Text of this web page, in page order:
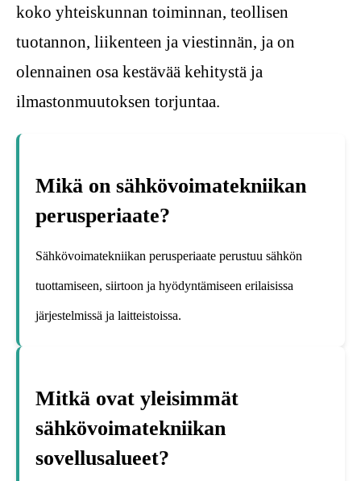
koko yhteiskunnan toiminnan, teollisen
tuotannon, liikenteen ja viestinnän, ja on
olennainen osa kestävää kehitystä ja
ilmastonmuutoksen torjuntaa.
Mikä on sähkövoimatekniikan
perusperiaate?
Sähkövoimatekniikan perusperiaate perustuu sähkön
tuottamiseen, siirtoon ja hyödyntämiseen erilaisissa
järjestelmissä ja laitteistoissa.
Mitkä ovat yleisimmät
sähkövoimatekniikan
sovellusalueet?